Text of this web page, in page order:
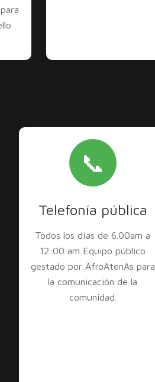
📞
Telefonía pública
Todos los días de 6.00am a
12:00 am Equipo público
gestado por AfroAtenAs para
la comunicación de la
comunidad.